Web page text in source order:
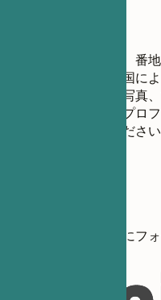
プライバシーのため、番
しないでください。国に
偶者の有無、年齢、写真
めないでください。プロ
スは使用しないでください
連絡先情報を効果的にフ